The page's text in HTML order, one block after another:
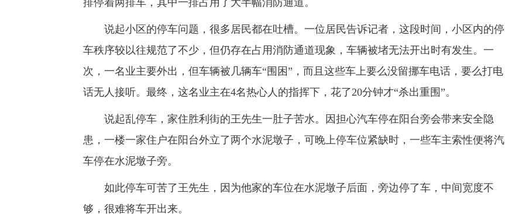
排停着两排车，其中一排占用了大半幅消防通道。
说起小区的停车问题，很多居民都在吐槽。一位居民告诉记者，这段时间，小区内的停
车秩序较以往规范了不少，但仍存在占用消防通道现象，车辆被堵无法开出时有发生。一
次，一名业主要外出，但车辆被几辆车“围困”，而且这些车上要么没留挪车电话，要么打电
话无人接听。最终，这名业主在4名热心人的指挥下，花了20分钟才“杀出重围”。
说起乱停车，家住胜利街的王先生一肚子苦水。因担心汽车停在阳台旁会带来安全隐
患，一楼一家住户在阳台外立了两个水泥墩子，可晚上停车位紧缺时，一些车主索性便将汽
车停在水泥墩子旁。
如此停车可苦了王先生，因为他家的车位在水泥墩子后面，旁边停了车，中间宽度不
够，很难将车开出来。